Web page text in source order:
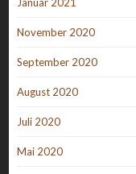
November 2020
September 2020
August 2020
Juli 2020
Mai 2020